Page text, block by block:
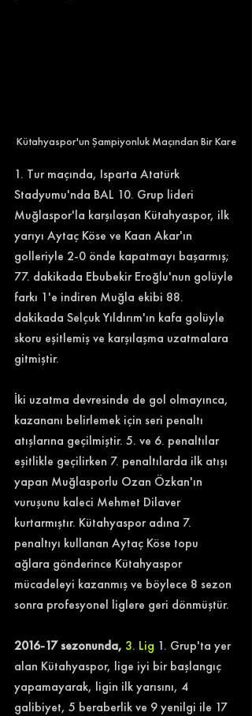
Kütahyaspor'un Şampiyonluk Maçından Bir Kare
1. Tur maçında, Isparta Atatürk
Stadyumu'nda BAL 10. Grup lideri
Muğlaspor'la karşılaşan Kütahyaspor, ilk
yarıyı Aytaç Köse ve Kaan Akar'ın
golleriyle 2-0 önde kapatmayı başarmış;
77. dakikada Ebubekir Eroğlu'nun golüyle
farkı 1'e indiren Muğla ekibi 88.
dakikada Selçuk Yıldırım'ın kafa golüyle
skoru eşitlemiş ve karşılaşma uzatmalara
gitmiştir.
İki uzatma devresinde de gol olmayınca,
kazananı belirlemek için seri penaltı
atışlarına geçilmiştir. 5. ve 6. penaltılar
eşitlikle geçilirken 7. penaltılarda ilk atışı
yapan Muğlasporlu Ozan Özkan'ın
vuruşunu kaleci Mehmet Dilaver
kurtarmıştır. Kütahyaspor adına 7.
penaltıyı kullanan Aytaç Köse topu
ağlara gönderince Kütahyaspor
mücadeleyi kazanmış ve böylece 8 sezon
sonra profesyonel liglere geri dönmüştür.
2016-17 sezonunda, 3. Lig 1. Grup'ta yer
alan Kütahyaspor, lige iyi bir başlangıç
yapamayarak, ligin ilk yarısını, 4
galibiyet, 5 beraberlik ve 9 yenilgi ile 17